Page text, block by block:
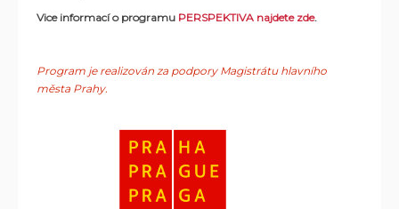
Vice informací o programu PERSPEKTIVA najdete zde.
Program je realizován za podpory Magistrátu hlavního
města Prahy.